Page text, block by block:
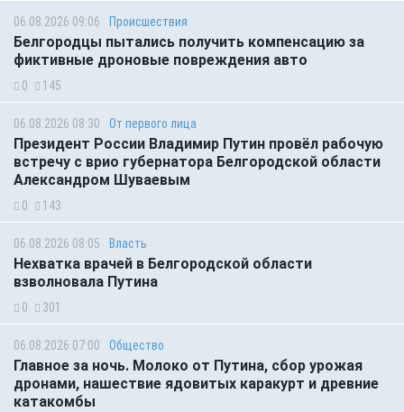
06.08.2026 09:06 Происшествия
Белгородцы пытались получить компенсацию за
фиктивные дроновые повреждения авто
0 145
06.08.2026 08:30 От первого лица
Президент России Владимир Путин провёл рабочую
встречу с врио губернатора Белгородской области
Александром Шуваевым
0 143
06.08.2026 08:05 Власть
Нехватка врачей в Белгородской области
взволновала Путина
0 301
06.08.2026 07:00 Общество
Главное за ночь. Молоко от Путина, сбор урожая
дронами, нашествие ядовитых каракурт и древние
катакомбы